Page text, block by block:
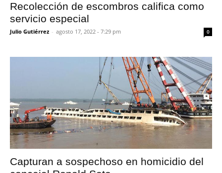
Recolección de escombros califica como
servicio especial
Julio Gutiérrez - agosto 17, 2022 - 7:29 pm 0
Capturan a sospechoso en homicidio del